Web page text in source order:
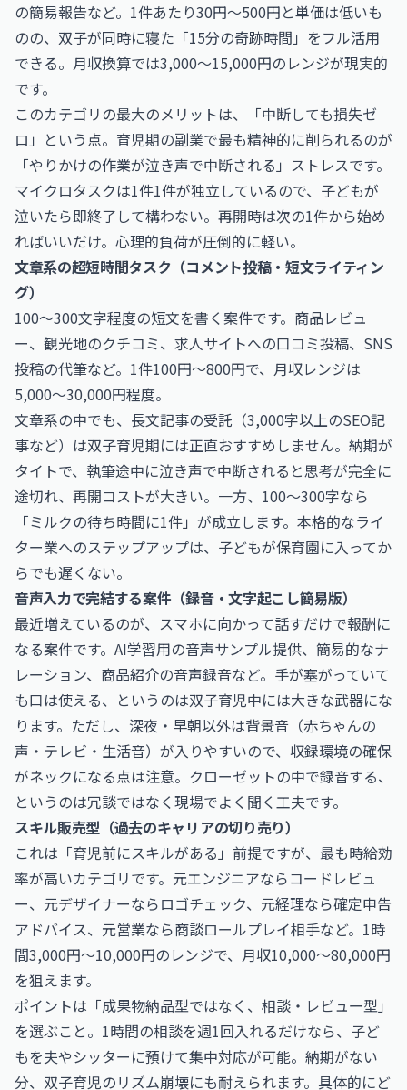
の簡易報告など。1件あたり30円〜500円と単価は低いも
のの、双子が同時に寝た「15分の奇跡時間」をフル活用
できる。月収換算では3,000〜15,000円のレンジが現実的
です。
このカテゴリの最大のメリットは、「中断しても損失ゼ
ロ」という点。育児期の副業で最も精神的に削られるのが
「やりかけの作業が泣き声で中断される」ストレスです。
マイクロタスクは1件1件が独立しているので、子どもが
泣いたら即終了して構わない。再開時は次の1件から始め
ればいいだけ。心理的負荷が圧倒的に軽い。
文章系の超短時間タスク（コメント投稿・短文ライティン
グ）
100〜300文字程度の短文を書く案件です。商品レビュ
ー、観光地のクチコミ、求人サイトへの口コミ投稿、SNS
投稿の代筆など。1件100円〜800円で、月収レンジは
5,000〜30,000円程度。
文章系の中でも、長文記事の受託（3,000字以上のSEO記
事など）は双子育児期には正直おすすめしません。納期が
タイトで、執筆途中に泣き声で中断されると思考が完全に
途切れ、再開コストが大きい。一方、100〜300字なら
「ミルクの待ち時間に1件」が成立します。本格的なライ
ター業へのステップアップは、子どもが保育園に入ってか
らでも遅くない。
音声入力で完結する案件（録音・文字起こし簡易版）
最近増えているのが、スマホに向かって話すだけで報酬に
なる案件です。AI学習用の音声サンプル提供、簡易的なナ
レーション、商品紹介の音声録音など。手が塞がっていて
も口は使える、というのは双子育児中には大きな武器にな
ります。ただし、深夜・早朝以外は背景音（赤ちゃんの
声・テレビ・生活音）が入りやすいので、収録環境の確保
がネックになる点は注意。クローゼットの中で録音する、
というのは冗談ではなく現場でよく聞く工夫です。
スキル販売型（過去のキャリアの切り売り）
これは「育児前にスキルがある」前提ですが、最も時給効
率が高いカテゴリです。元エンジニアならコードレビュ
ー、元デザイナーならロゴチェック、元経理なら確定申告
アドバイス、元営業なら商談ロールプレイ相手など。1時
間3,000円〜10,000円のレンジで、月収10,000〜80,000円
を狙えます。
ポイントは「成果物納品型ではなく、相談・レビュー型」
を選ぶこと。1時間の相談を週1回入れるだけなら、子ど
もを夫やシッターに預けて集中対応が可能。納期がない
分、双子育児のリズム崩壊にも耐えられます。具体的にど